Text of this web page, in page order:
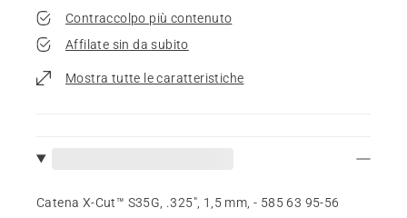
Contraccolpo più contenuto
Affilate sin da subito
Mostra tutte le caratteristiche
Catena X-Cut™ S35G, .325", 1,5 mm, - 585 63 95‑56